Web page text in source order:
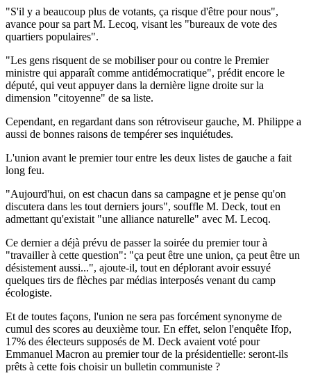
"S'il y a beaucoup plus de votants, ça risque d'être pour nous",
avance pour sa part M. Lecoq, visant les "bureaux de vote des
quartiers populaires".
"Les gens risquent de se mobiliser pour ou contre le Premier
ministre qui apparaît comme antidémocratique", prédit encore le
député, qui veut appuyer dans la dernière ligne droite sur la
dimension "citoyenne" de sa liste.
Cependant, en regardant dans son rétroviseur gauche, M. Philippe a
aussi de bonnes raisons de tempérer ses inquiétudes.
L'union avant le premier tour entre les deux listes de gauche a fait
long feu.
"Aujourd'hui, on est chacun dans sa campagne et je pense qu'on
discutera dans les tout derniers jours", souffle M. Deck, tout en
admettant qu'existait "une alliance naturelle" avec M. Lecoq.
Ce dernier a déjà prévu de passer la soirée du premier tour à
"travailler à cette question": "ça peut être une union, ça peut être un
désistement aussi...", ajoute-il, tout en déplorant avoir essuyé
quelques tirs de flèches par médias interposés venant du camp
écologiste.
Et de toutes façons, l'union ne sera pas forcément synonyme de
cumul des scores au deuxième tour. En effet, selon l'enquête Ifop,
17% des électeurs supposés de M. Deck avaient voté pour
Emmanuel Macron au premier tour de la présidentielle: seront-ils
prêts à cette fois choisir un bulletin communiste ?